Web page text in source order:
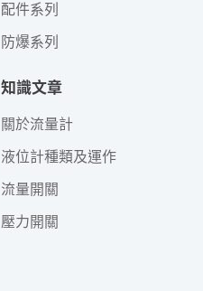
配件系列
防爆系列
知識文章
關於流量計
液位計種類及運作
流量開關
壓力開關